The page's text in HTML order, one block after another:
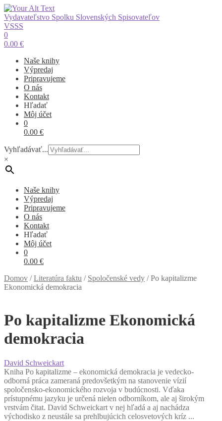
Vydavateľstvo Spolku Slovenských Spisovateľov
VSSS
0
0.00 €
Naše knihy
Výpredaj
Pripravujeme
O nás
Kontakt
Hľadať
Môj účet
0
0.00 €
Vyhľadávať...
×
Naše knihy
Výpredaj
Pripravujeme
O nás
Kontakt
Hľadať
Môj účet
0
0.00 €
Domov /Literatúra faktu / Spoločenské vedy /Po kapitalizme
Ekonomická demokracia
Po kapitalizme Ekonomická
demokracia
David Schweickart
Kniha Po kapitalizme – ekonomická demokracia je vedecko-
odborná práca zameraná predovšetkým na stanovenie vízií
spoločensko-ekonomického rozvoja v budúcnosti. Vďaka
prístupnému jazyku je určená nielen odborníkom, ale aj širokým
vrstvám čitat. David Schweickart v nej hľadá a aj nachádza
východisko z neustále sa prehlbujúcich celosvetových kríz ...